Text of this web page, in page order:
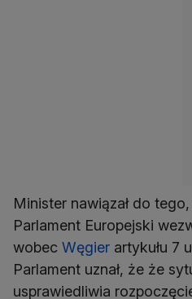
Minister nawiązał do
Parlament Europejski
wobec Węgier artykułu 7
Parlament uznał, że że
usprawiedliwia